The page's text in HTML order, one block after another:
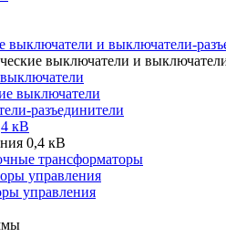
и выключатели-
выключатели и
выключатели
разъединители
кВ
0,4 кВ
трансформаторы
управления
управления